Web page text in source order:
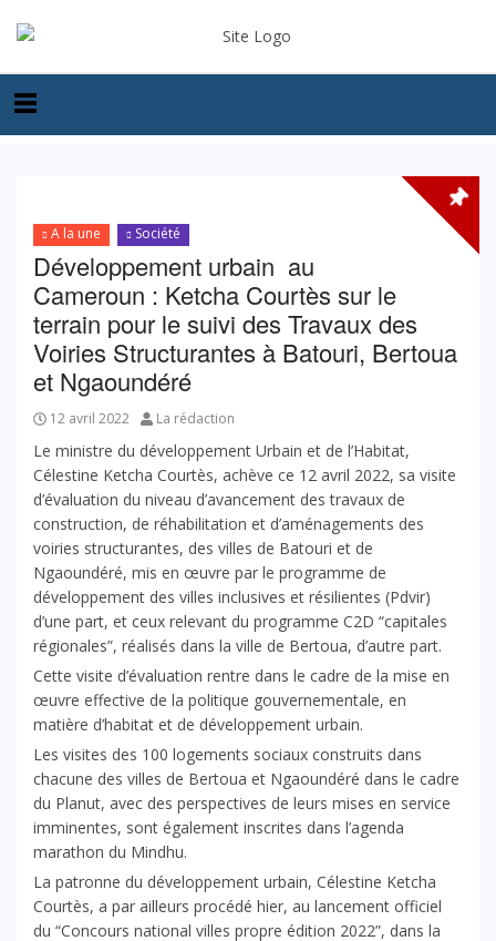
A la une Société
Développement urbain au
Cameroun : Ketcha Courtès sur le
terrain pour le suivi des Travaux des
Voiries Structurantes à Batouri, Bertoua
et Ngaoundéré
12 avril 2022 La rédaction
Le ministre du développement Urbain et de l’Habitat,
Célestine Ketcha Courtès, achève ce 12 avril 2022, sa visite
d’évaluation du niveau d’avancement des travaux de
construction, de réhabilitation et d’aménagements des
voiries structurantes, des villes de Batouri et de
Ngaoundéré, mis en œuvre par le programme de
développement des villes inclusives et résilientes (Pdvir)
d’une part, et ceux relevant du programme C2D “capitales
régionales”, réalisés dans la ville de Bertoua, d’autre part.
Cette visite d’évaluation rentre dans le cadre de la mise en
œuvre effective de la politique gouvernementale, en
matière d’habitat et de développement urbain.
Les visites des 100 logements sociaux construits dans
chacune des villes de Bertoua et Ngaoundéré dans le cadre
du Planut, avec des perspectives de leurs mises en service
imminentes, sont également inscrites dans l’agenda
marathon du Mindhu.
La patronne du développement urbain, Célestine Ketcha
Courtès, a par ailleurs procédé hier, au lancement officiel
du “Concours national villes propre édition 2022”, dans la